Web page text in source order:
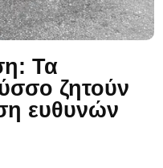
Τα
ζητούν
ευθυνών